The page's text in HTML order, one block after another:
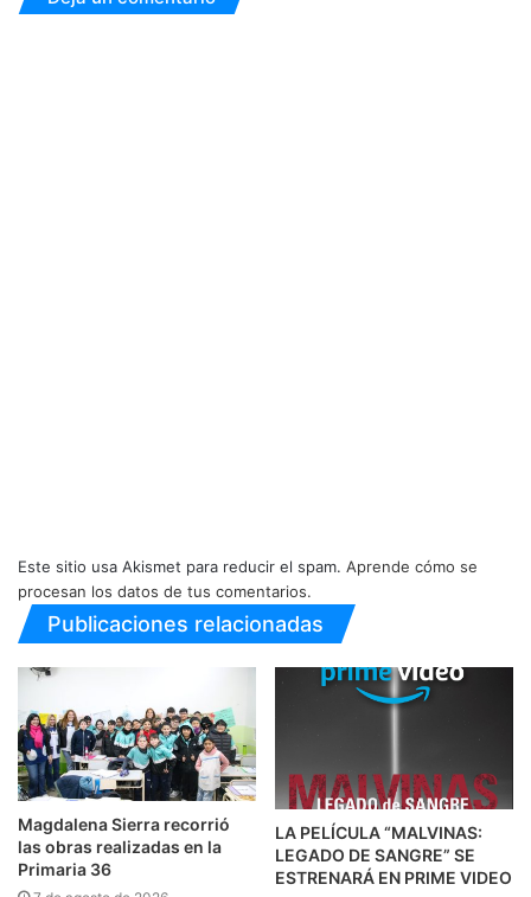
Este sitio usa Akismet para reducir el spam. Aprende cómo se
procesan los datos de tus comentarios.
Publicaciones relacionadas
Magdalena Sierra recorrió
las obras realizadas en la
Primaria 36
LA PELÍCULA “MALVINAS:
LEGADO DE SANGRE” SE
ESTRENARÁ EN PRIME VIDEO